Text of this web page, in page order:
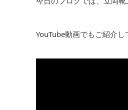
YouTube動画でもご紹介